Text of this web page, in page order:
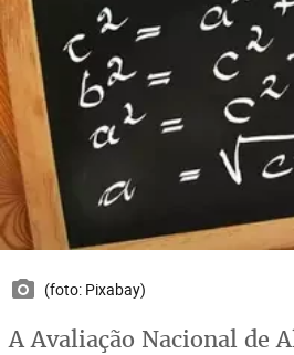
(foto: Pixabay)
A Avaliação Nacional de